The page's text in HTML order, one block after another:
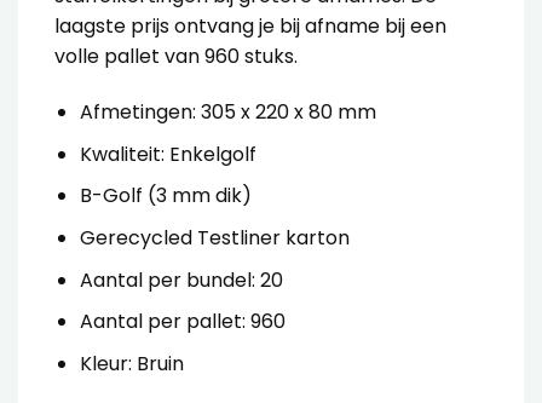
laagste prijs ontvang je bij afname bij een
volle pallet van 960 stuks.
Afmetingen: 305 x 220 x 80 mm
Kwaliteit: Enkelgolf
B-Golf (3 mm dik)
Gerecycled Testliner karton
Aantal per bundel: 20
Aantal per pallet: 960
Kleur: Bruin